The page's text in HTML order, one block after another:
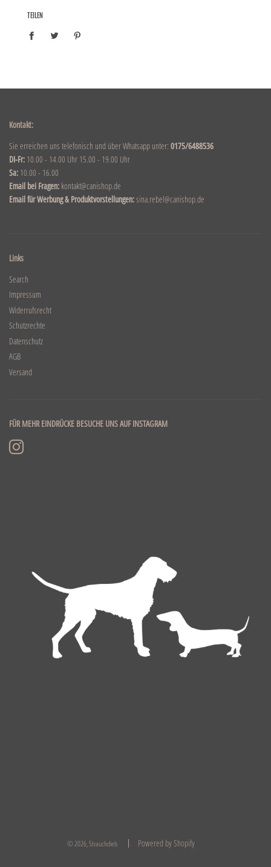
TEILEN
Kontakt:
Sie erreichen uns telefonisch und über Whatsapp unter: 0175/6488536
DI-Fr: 10.00 - 14.00 Uhr 15.00 - 19.00 Uhr
Sa: 10.00 - 16.00
Email bei Fragen: kontakt@canishop.de
Email für Werbung & Produktvorstellungen:sina.rebel@canishop.de
Links
Search
Impressum
Widerrufsrecht
Schutzrechte
Datenschutz
AGB
Versand
FÜR MEHR EINDRÜCKE BESUCHE UNS AUF INSTAGRAM
© 2026, Strauchdieb Powered by Shopify